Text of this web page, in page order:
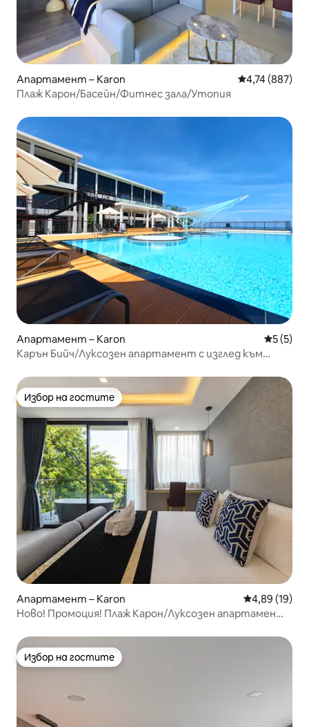
Апартамент – Karon Средна
4,74 (887)
Плаж Карон/Басейн/Фитнес зала/Утопия
Апартамент – Karon Средна
5 (5)
Карън Бийч/Луксозен апартамент с изглед към
Избор на гостите
Избор на гостите
Апартамент – Karon Средна
4,89 (19)
Ново! Промоция! Плаж Карон/Луксозен апартамент/
Избор на гостите
Избор на гостите